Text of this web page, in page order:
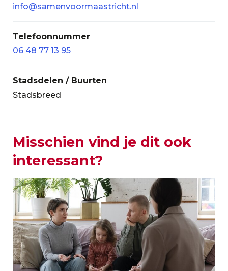
info@samenvoormaastricht.nl
Telefoonnummer
06 48 77 13 95
Stadsdelen / Buurten
Stadsbreed
Misschien vind je dit ook
interessant?